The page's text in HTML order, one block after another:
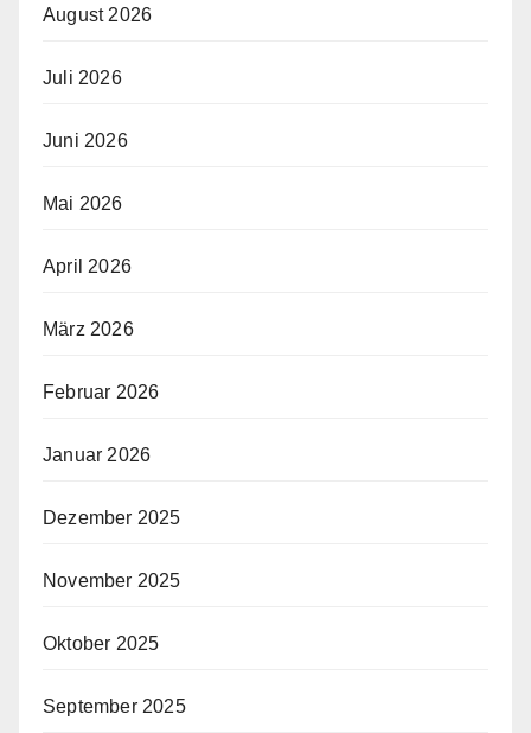
August 2026
Juli 2026
Juni 2026
Mai 2026
April 2026
März 2026
Februar 2026
Januar 2026
Dezember 2025
November 2025
Oktober 2025
September 2025